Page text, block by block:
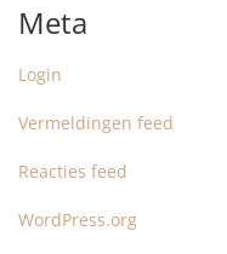
Meta
Login
Vermeldingen feed
Reacties feed
WordPress.org